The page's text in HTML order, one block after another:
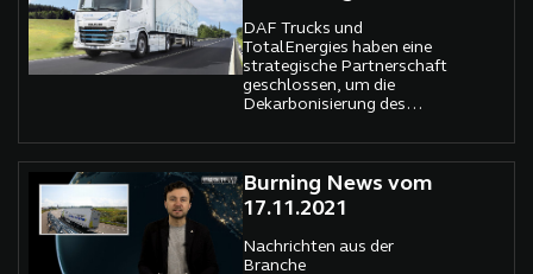
DAF Trucks und
TotalEnergies haben eine
strategische Partnerschaft
geschlossen, um die
Dekarbonisierung des
voranzutreiben. Mit der
Unterzeichnung einer
Absichtserklärung
bekräftigen beide
Unternehmen ihr
Engagement für
nachhaltige
Burning News vom
17.11.2021
Nachrichten aus der
Branche